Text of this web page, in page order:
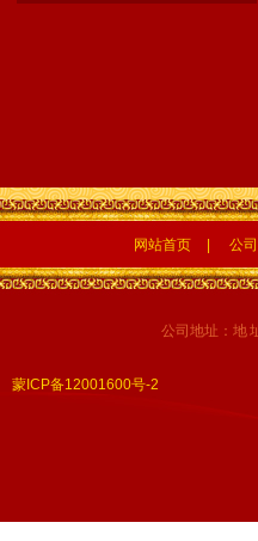
网站首页 公
公司地址：地
蒙ICP备12001600号-2